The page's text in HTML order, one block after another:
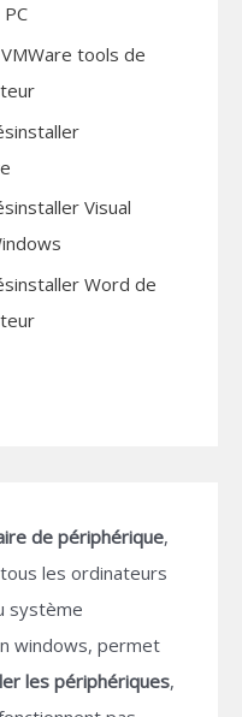
tools de
Visual
Word de
de périphérique,
les ordinateurs
système
windows, permet
les périphériques,